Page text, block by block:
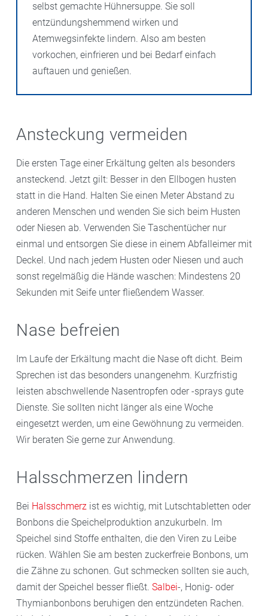
selbst gemachte Hühnersuppe. Sie soll
entzündungshemmend wirken und
Atemwegsinfekte lindern. Also am besten
vorkochen, einfrieren und bei Bedarf einfach
auftauen und genießen.
Ansteckung vermeiden
Die ersten Tage einer Erkältung gelten als besonders
ansteckend. Jetzt gilt: Besser in den Ellbogen husten
statt in die Hand. Halten Sie einen Meter Abstand zu
anderen Menschen und wenden Sie sich beim Husten
oder Niesen ab. Verwenden Sie Taschentücher nur
einmal und entsorgen Sie diese in einem Abfalleimer mit
Deckel. Und nach jedem Husten oder Niesen und auch
sonst regelmäßig die Hände waschen: Mindestens 20
Sekunden mit Seife unter fließendem Wasser.
Nase befreien
Im Laufe der Erkältung macht die Nase oft dicht. Beim
Sprechen ist das besonders unangenehm. Kurzfristig
leisten abschwellende Nasentropfen oder -sprays gute
Dienste. Sie sollten nicht länger als eine Woche
eingesetzt werden, um eine Gewöhnung zu vermeiden.
Wir beraten Sie gerne zur Anwendung.
Halsschmerzen lindern
Bei Halsschmerz ist es wichtig, mit Lutschtabletten oder
Bonbons die Speichelproduktion anzukurbeln. Im
Speichel sind Stoffe enthalten, die den Viren zu Leibe
rücken. Wählen Sie am besten zuckerfreie Bonbons, um
die Zähne zu schonen. Gut schmecken sollten sie auch,
damit der Speichel besser fließt. Salbei-, Honig- oder
Thymianbonbons beruhigen den entzündeten Rachen.